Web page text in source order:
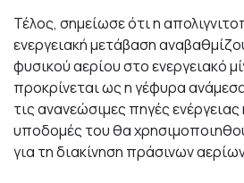
Τέλος, σημείωσε ότι η
ενεργειακή μετάβαση
φυσικού αερίου στο ενεργειακό
προκρίνεται ως η γέφυρα
τις ανανεώσιμες πηγές
υποδομές του θα
για τη διακίνηση πράσινων